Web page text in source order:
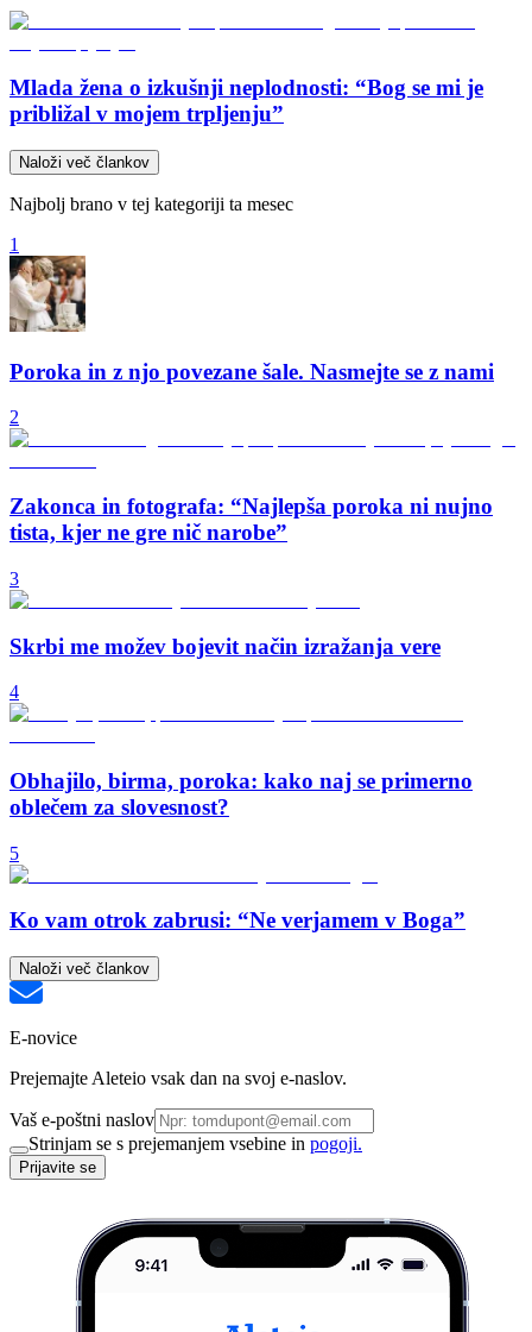
Mlada žena o izkušnji neplodnosti: “Bog se mi je
približal v mojem trpljenju”
Naloži več člankov
Najbolj brano v tej kategoriji ta mesec
1
Poroka in z njo povezane šale. Nasmejte se z nami
2
Zakonca in fotografa: “Najlepša poroka ni nujno
tista, kjer ne gre nič narobe”
3
Skrbi me možev bojevit način izražanja vere
4
Obhajilo, birma, poroka: kako naj se primerno
oblečem za slovesnost?
5
Ko vam otrok zabrusi: “Ne verjamem v Boga”
Naloži več člankov
E-novice
Prejemajte Aleteio vsak dan na svoj e-naslov.
Vaš e-poštni naslov
Strinjam se s prejemanjem vsebine in pogoji.
Prijavite se